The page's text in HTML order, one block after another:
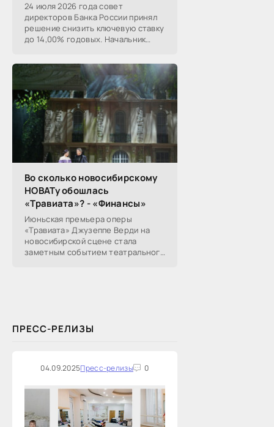
24 июля 2026 года совет
директоров Банка России принял
решение снизить ключевую ставку
до 14,00% годовых. Начальник
Николай Морев
прокомментировал...
Во сколько новосибирскому
НОВАТу обошлась
«Травиата»? - «Финансы»
Июньская премьера оперы
«Травиата» Джузеппе Верди на
новосибирской сцене стала
заметным событием театрального
ПРЕСС-РЕЛИЗЫ
04.09.2025Пресс-релизы 0